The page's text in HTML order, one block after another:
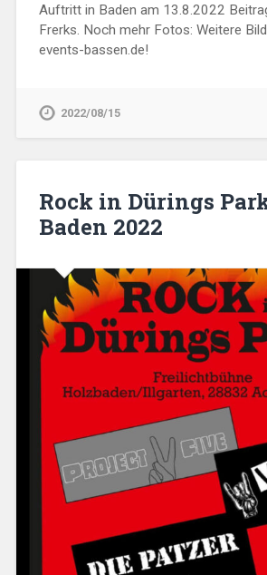
Auftritt in Baden am 13.8.2022
Frerks. Noch mehr Fotos: Weitere
events-bassen.de!
2022/08/15
Rock in Dürings
Baden 2022